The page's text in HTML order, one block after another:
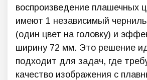
воспроизведение плашечных
имеют 1 независимый
(один цвет на головку) и
ширину 72 мм. Это решение
подходит для задач, где
качество изображения с